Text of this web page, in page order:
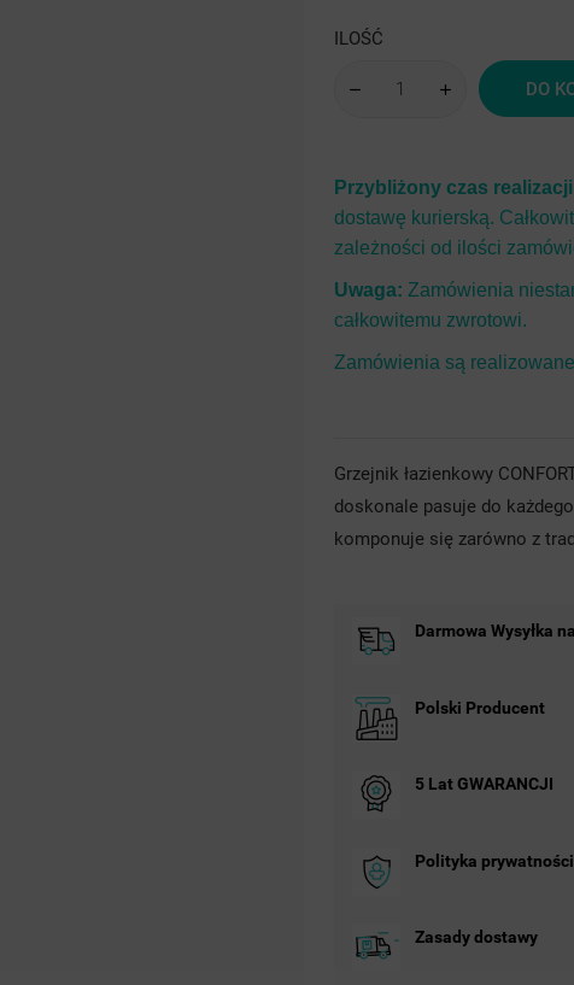
ILOŚĆ
DO
Przybliżony czas
dostawę kurierską.
zależności od ilości
Uwaga: Zamówienia
całkowitemu zwrotowi.
Zamówienia są
Grzejnik łazienkowy
doskonale pasuje do
komponuje się zarówno z
Darmowa Wysyłka
Polski Producent
5 Lat GWARANCJI
Polityka prywatności
Zasady dostawy